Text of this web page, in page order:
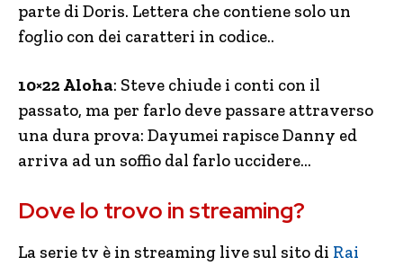
parte di Doris. Lettera che contiene solo un
foglio con dei caratteri in codice..
10×22 Aloha: Steve chiude i conti con il
passato, ma per farlo deve passare attraverso
una dura prova: Dayumei rapisce Danny ed
arriva ad un soffio dal farlo uccidere…
Dove lo trovo in streaming?
La serie tv è in streaming live sul sito di Rai